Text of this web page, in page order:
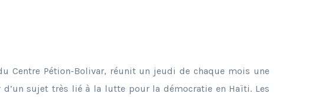
Centre Pétion-Bolivar, réunit un jeudi de chaque mois une
sujet très lié à la lutte pour la démocratie en Haïti. Les